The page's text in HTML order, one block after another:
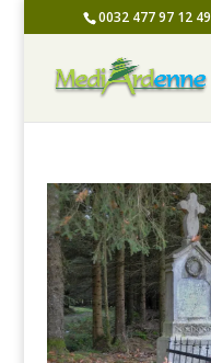
0032 477 97 12 49